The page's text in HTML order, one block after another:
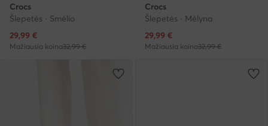
Crocs
Šlepetės · Smėlio
Dabartinė kaina
29,99 €
Mažiausia kaina32,99 €
Crocs
Šlepetės · Mėlyna
Dabartinė kaina
29,99 €
Mažiausia kaina32,99 €